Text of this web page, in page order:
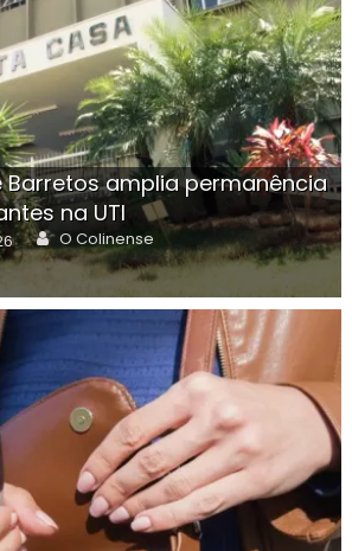
Barretos amplia permanência
na UTI
Author
O Colinense